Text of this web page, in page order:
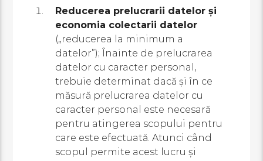
Reducerea prelucrarii datelor și
economia colectarii datelor
(„reducerea la minimum a
datelor”); Înainte de prelucrarea
datelor cu caracter personal,
trebuie determinat dacă și în ce
măsură prelucrarea datelor cu
caracter personal este necesară
pentru atingerea scopului pentru
care este efectuată. Atunci când
scopul permite acest lucru și